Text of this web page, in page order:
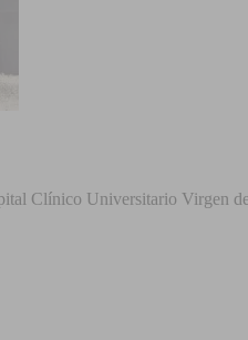
Clínico Universitario Virgen